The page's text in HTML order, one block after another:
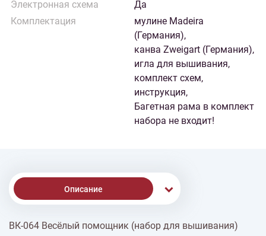
Электронная схема
Да
Комплектация
мулине Madeira
(Германия),
канва Zweigart (Германия),
игла для вышивания,
комплект схем,
инструкция,
Багетная рама в комплект
набора не входит!
Описание
Доставка
ВК-064 Весёлый помощник (набор для вышивания)